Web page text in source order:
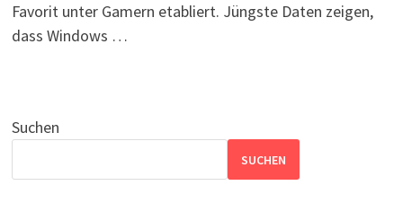
Favorit unter Gamern etabliert. Jüngste Daten zeigen,
dass Windows …
Suchen
SUCHEN